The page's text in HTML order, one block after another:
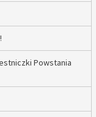
Powstania